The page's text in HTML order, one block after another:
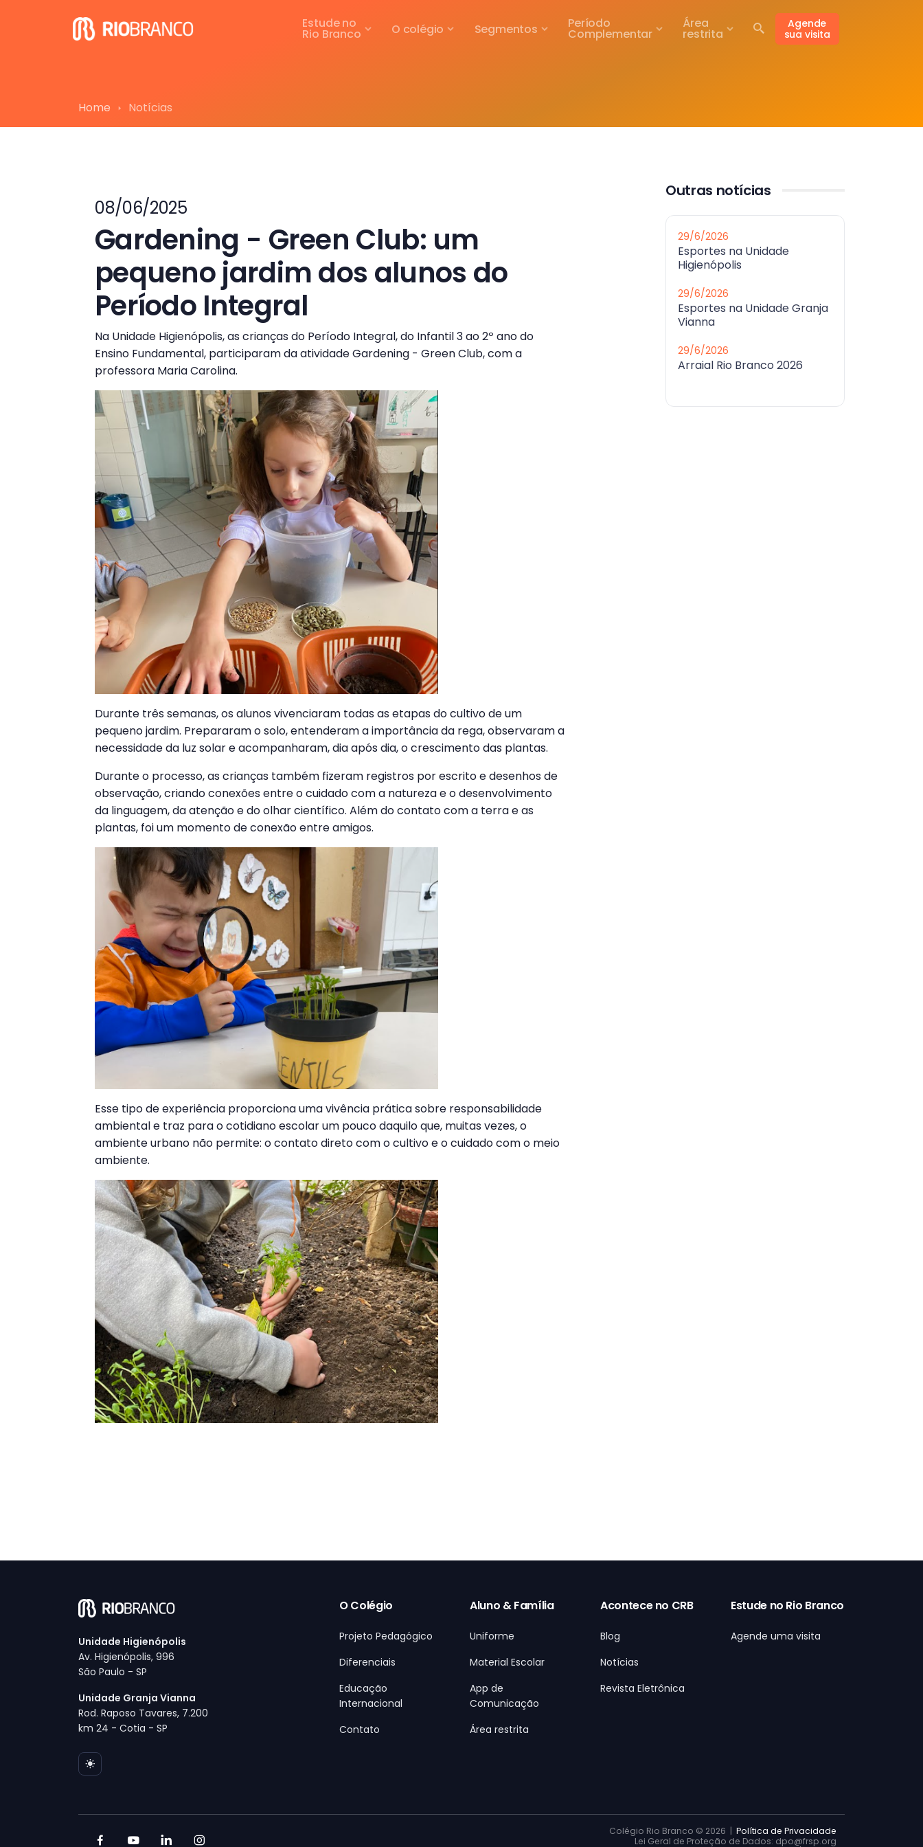
Agende
sua visita
Estude no
Rio Branco O colégio Segmentos Período
Complementar
Área
restrita
Home Notícias
08/06/2025
Gardening - Green Club: um
pequeno jardim dos alunos do
Período Integral
Na Unidade Higienópolis, as crianças do Período Integral, do Infantil 3 ao 2º ano do
Ensino Fundamental, participaram da atividade Gardening - Green Club, com a
professora Maria Carolina.
Durante três semanas, os alunos vivenciaram todas as etapas do cultivo de um
pequeno jardim. Prepararam o solo, entenderam a importância da rega, observaram a
necessidade da luz solar e acompanharam, dia após dia, o crescimento das plantas.
Durante o processo, as crianças também fizeram registros por escrito e desenhos de
observação, criando conexões entre o cuidado com a natureza e o desenvolvimento
da linguagem, da atenção e do olhar científico. Além do contato com a terra e as
plantas, foi um momento de conexão entre amigos.
Esse tipo de experiência proporciona uma vivência prática sobre responsabilidade
ambiental e traz para o cotidiano escolar um pouco daquilo que, muitas vezes, o
ambiente urbano não permite: o contato direto com o cultivo e o cuidado com o meio
ambiente.
Outras notícias
29/6/2026
Esportes na Unidade
Higienópolis
29/6/2026
Esportes na Unidade Granja
Vianna
29/6/2026
Arraial Rio Branco 2026
Unidade Higienópolis
Av. Higienópolis, 996
São Paulo - SP
Unidade Granja Vianna
Rod. Raposo Tavares, 7.200
km 24 - Cotia - SP
O Colégio
Projeto Pedagógico
Diferenciais
Educação
Internacional
Contato
Aluno & Família
Uniforme
Material Escolar
App de
Comunicação
Área restrita
Acontece no CRB
Blog
Notícias
Revista Eletrônica
Estude no Rio Branco
Agende uma visita
Colégio Rio Branco © 2026 | Política de Privacidade
Lei Geral de Proteção de Dados: dpo@frsp.org